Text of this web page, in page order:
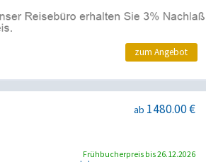
zum Angebot
ab 1480.00 €
Frühbucherpreis bis 26.12.2026